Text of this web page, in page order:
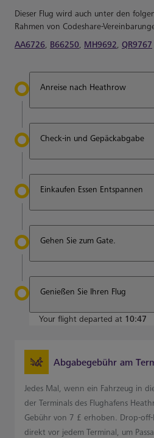
Dieser Flug wird auch unter den
Rahmen von Codeshare-
AA6726, B66250, MH9692, QR9767
Anreise nach Heathrow
Check-in und Gepäckabgabe
Einkaufen Essen Entspannen
Gehen Sie zum Gate.
Genießen Sie Ihren Flug
Your flight departed at 10:47
Abgabegebühr am
Jedes Mal, wenn ein Fahrzeug in
der Terminals des Flughafens
Gebühr von 7 £ erhoben. Drop-
direkt vor jedem Terminal, um